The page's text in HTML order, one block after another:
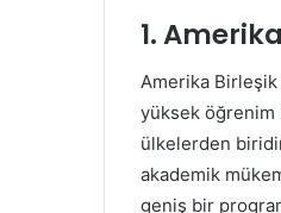
1.
Amerika
yüksek
ülkelerden
akademik
geniş bir